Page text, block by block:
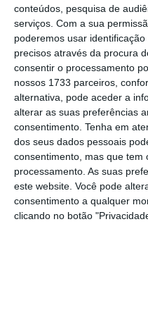
conteúdos, pesquisa de
serviços. Com a sua
poderemos usar
precisos através da procura
consentir o processamento
nossos 1733 parceiros,
alternativa, pode aceder a
alterar as suas preferências
consentimento. Tenha em
dos seus dados pessoais
consentimento, mas que tem
processamento. As suas
este website. Você pode
consentimento a qualquer
clicando no botão
definam previamente
relativamente a
metaverso – isto para
potenciais situações
laborais sejam
de vista jurídico laboral
tratadas de forma
Os trabalhadores
merchandisingno
provavelmente levará
para si e para os seus